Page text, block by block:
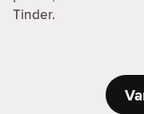
Tinder.